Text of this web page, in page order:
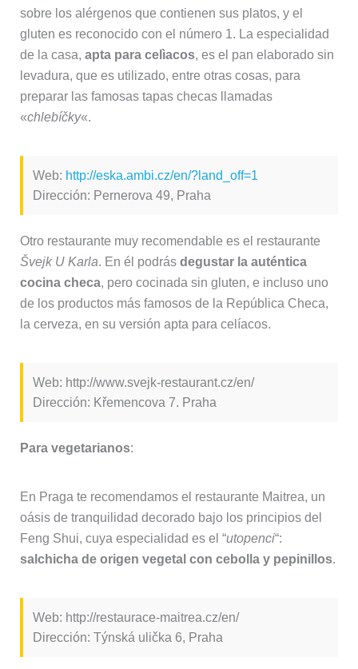
sobre los alérgenos que contienen sus platos, y el
gluten es reconocido con el número 1. La especialidad
de la casa, apta para celìacos, es el pan elaborado sin
levadura, que es utilizado, entre otras cosas, para
preparar las famosas tapas checas llamadas
«chlebíčky«.
Web: http://eska.ambi.cz/en/?land_off=1
Dirección: Pernerova 49, Praha
Otro restaurante muy recomendable es el restaurante
Švejk U Karla. En él podrás degustar la auténtica
cocina checa, pero cocinada sin gluten, e incluso uno
de los productos más famosos de la República Checa,
la cerveza, en su versión apta para celíacos.
Web: http://www.svejk-restaurant.cz/en/
Dirección: Křemencova 7. Praha
Para vegetarianos:
En Praga te recomendamos el restaurante Maitrea, un
oásis de tranquilidad decorado bajo los principios del
Feng Shui, cuya especialidad es el “utopenci“:
salchicha de origen vegetal con cebolla y pepinillos.
Web: http://restaurace-maitrea.cz/en/
Dirección: Týnská ulička 6, Praha